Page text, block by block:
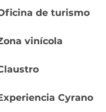
de turismo
vinícola
Cyrano
de